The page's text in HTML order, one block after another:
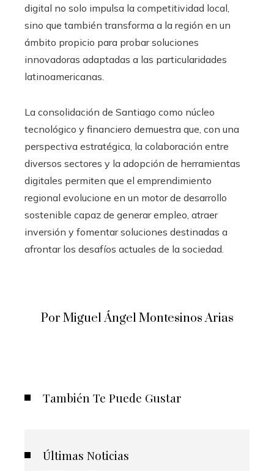
digital no solo impulsa la competitividad local,
sino que también transforma a la región en un
ámbito propicio para probar soluciones
innovadoras adaptadas a las particularidades
latinoamericanas.
La consolidación de Santiago como núcleo
tecnológico y financiero demuestra que, con una
perspectiva estratégica, la colaboración entre
diversos sectores y la adopción de herramientas
digitales permiten que el emprendimiento
regional evolucione en un motor de desarrollo
sostenible capaz de generar empleo, atraer
inversión y fomentar soluciones destinadas a
afrontar los desafíos actuales de la sociedad.
Por Miguel Ángel Montesinos Arias
También Te Puede Gustar
Últimas Noticias